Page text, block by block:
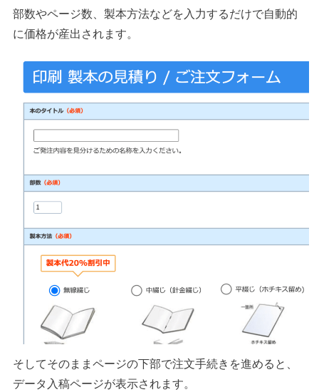
部数やページ数、製本方法などを入力するだけで自動的
に価格が産出されます。
そしてそのままページの下部で注文手続きを進めると、
データ入稿ページが表示されます。